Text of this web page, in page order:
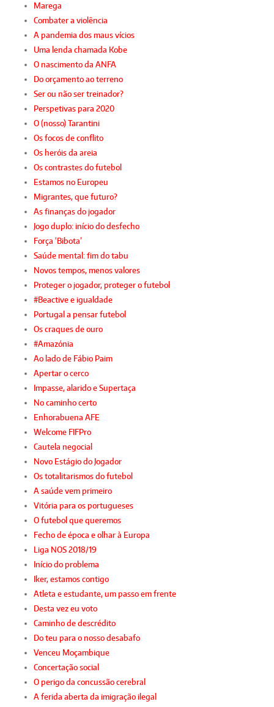
Marega
Combater a violência
A pandemia dos maus vícios
Uma lenda chamada Kobe
O nascimento da ANFA
Do orçamento ao terreno
Ser ou não ser treinador?
Perspetivas para 2020
O (nosso) Tarantini
Os focos de conflito
Os heróis da areia
Os contrastes do futebol
Estamos no Europeu
Migrantes, que futuro?
As finanças do jogador
Jogo duplo: início do desfecho
Força ‘Bibota’
Saúde mental: fim do tabu
Novos tempos, menos valores
Proteger o jogador, proteger o futebol
#Beactive e igualdade
Portugal a pensar futebol
Os craques de ouro
#Amazónia
Ao lado de Fábio Paim
Apertar o cerco
Impasse, alarido e Supertaça
No caminho certo
Enhorabuena AFE
Welcome FIFPro
Cautela negocial
Novo Estágio do Jogador
Os totalitarismos do futebol
A saúde vem primeiro
Vitória para os portugueses
O futebol que queremos
Fecho de época e olhar à Europa
Liga NOS 2018/19
Início do problema
Iker, estamos contigo
Atleta e estudante, um passo em frente
Desta vez eu voto
Caminho de descrédito
Do teu para o nosso desabafo
Venceu Moçambique
Concertação social
O perigo da concussão cerebral
A ferida aberta da imigração ilegal